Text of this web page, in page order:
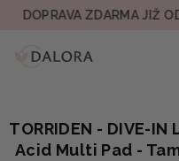
Přejít
ZDARMA JIŽ OD
TORRIDEN - DIVE-
Acid Multi Pad -